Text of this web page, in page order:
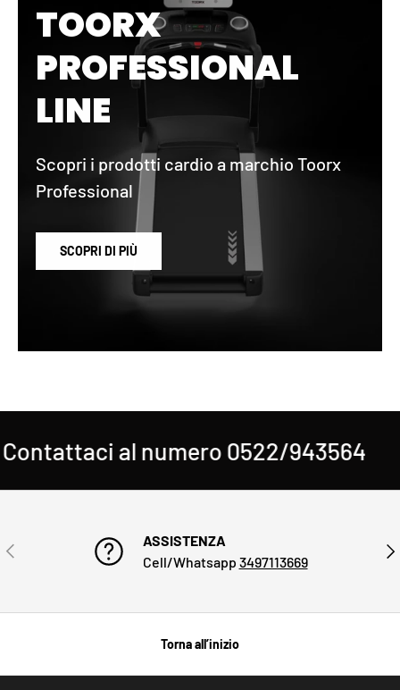
TOORX
PROFESSIONAL
LINE
Scopri i prodotti cardio a marchio Toorx
Professional
SCOPRI DI PIÙ
al numero 0522/943564
INDIETRO
ASSISTENZA
Cell/Whatsapp 3497113669
Torna all’inizio